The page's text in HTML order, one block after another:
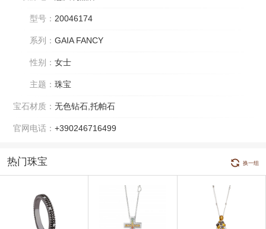
型号： 20046174
系列： GAIA FANCY
性别： 女士
主题： 珠宝
宝石材质： 无色钻石,托帕石
官网电话： +390246716499
热门珠宝 换一组